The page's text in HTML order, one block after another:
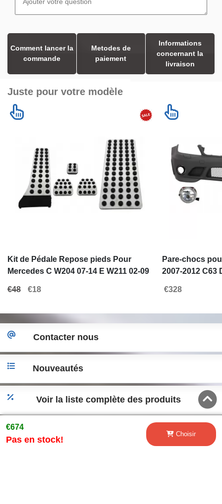
Comment lancer la
commande
Metodes de
paiement
Informations
concernant la
livraison
Juste pour votre modèle
Kit de Pédale Repose pieds Pour
Mercedes C W204 07-14 E W211 02-09
€48 €18
Pare-chocs
2007-2012 C63
€328
€674
Pas en stock!
Choisir
Contacter nous
Nouveautés
Voir la liste complète des produits
Accéder a la version desktop